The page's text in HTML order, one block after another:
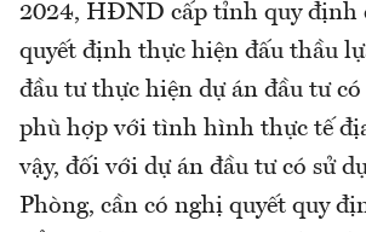
2024, HĐND cấp tỉnh quy định
quyết định thực hiện đấu thầu
đầu tư thực hiện dự án đầu tư có
phù hợp với tình hình thực tế
vậy, đối với dự án đầu tư có sử
Phòng, cần có nghị quyết quy